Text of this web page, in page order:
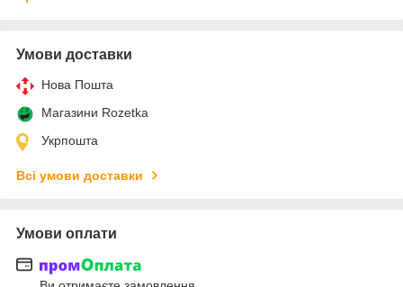
Умови доставки
Нова Пошта
Магазини Rozetka
Укрпошта
Всі умови доставки
Умови оплати